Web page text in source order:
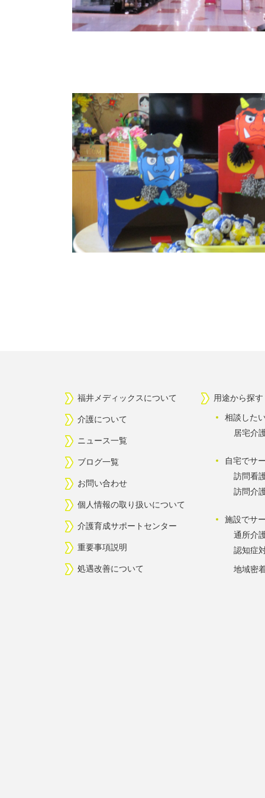
福井メディックスについて
介護について
ニュース一覧
ブログ一覧
お問い合わせ
個人情報の取り扱いについて
介護育成サポートセンター
重要事項説明
処遇改善について
用途から探す
相談した
居宅介
自宅でサ
訪問看
訪問介
施設でサ
通所介
認知症
地域密